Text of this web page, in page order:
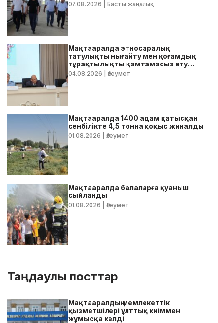
07.08.2026 | Басты жаңалық
Мақтааралда этносаралық
татулықты нығайту мен қоғамдық
тұрақтылықты қамтамасыз ету
бойынша жедел кеңес өтті
04.08.2026 | Әлеумет
Мақтааралда 1400 адам қатысқан
сенбілікте 4,5 тонна қоқыс жиналды
01.08.2026 | Әлеумет
Мақтааралда балаларға қуаныш
сыйланды
01.08.2026 | Әлеумет
Таңдаулы посттар
Мақтааралдың мемлекеттік
қызметшілері ұлттық киіммен
жұмысқа келді